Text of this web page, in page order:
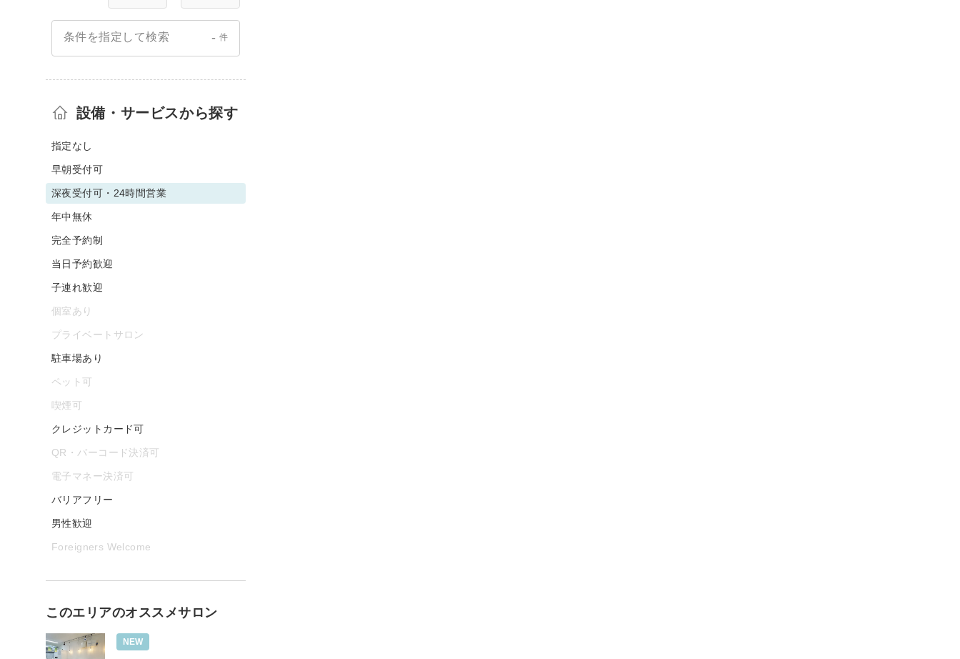
条件を指定して検索 - 件
設備・サービスから探す
指定なし
早朝受付可
深夜受付可・24時間営業
年中無休
完全予約制
当日予約歓迎
子連れ歓迎
個室あり
プライベートサロン
駐車場あり
ペット可
喫煙可
クレジットカード可
QR・バーコード決済可
電子マネー決済可
バリアフリー
男性歓迎
Foreigners Welcome
このエリアのオススメサロン
NEW